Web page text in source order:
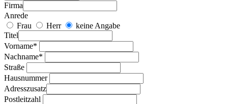
Firma
Anrede
Frau
Herr
keine Angabe
Titel
Vorname*
Nachname*
Straße
Hausnummer
Adresszusatz
Postleitzahl